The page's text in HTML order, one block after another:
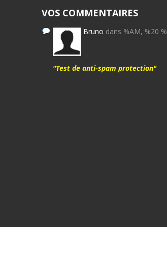
VOS COMMENTAIRES
Bruno dans %AM, %20
"Test de anti-spam protection"